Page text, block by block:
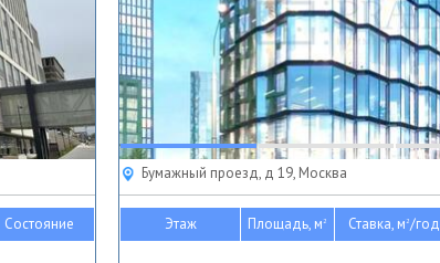
Состояние
Бумажный проезд, д 19, Москва
Этаж Площадь, м2 Ставка, м2/год